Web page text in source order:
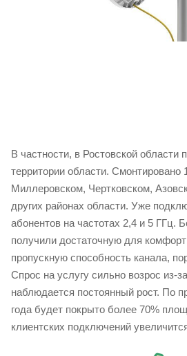
В частности, в Ростовской области
территории области. Смонтировано
Миллеровском, Чертковском,
других районах области. Уже
абонентов на частотах 2,4 и 5 ГГц.
получили достаточную для
пропускную способность канала,
Спрос на услугу сильно возрос из-
наблюдается постоянный рост. По
года будет покрыто более 70%
клиентских подключений